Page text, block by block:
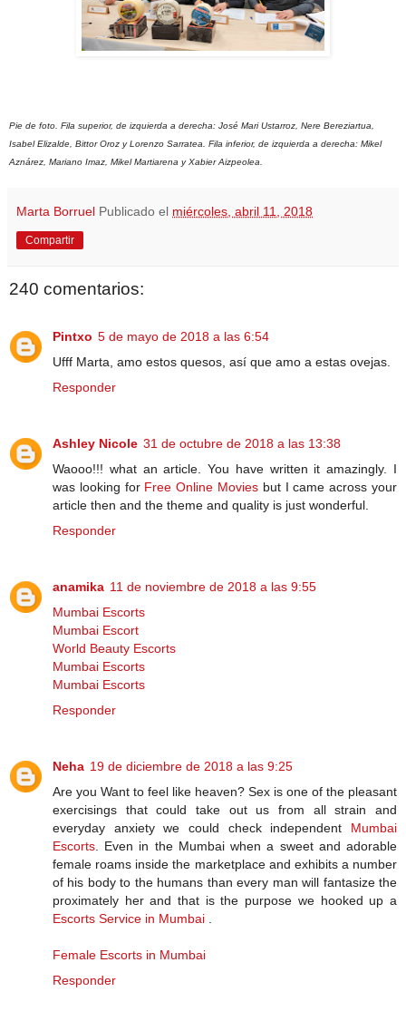
Pie de foto. Fila superior, de izquierda a derecha: José Mari Ustarroz, Nere Bereziartua,
Isabel Elizalde, Bittor Oroz y Lorenzo Sarratea. Fila inferior, de izquierda a derecha: Mikel
Aznárez, Mariano Imaz, Mikel Martiarena y Xabier Aizpeolea.
Marta Borruel Publicado el miércoles, abril 11, 2018
Compartir
240 comentarios:
Pintxo 5 de mayo de 2018 a las 6:54
Ufff Marta, amo estos quesos, así que amo a estas ovejas.
Responder
Ashley Nicole 31 de octubre de 2018 a las 13:38
Waooo!!! what an article. You have written it amazingly. I
was looking for Free Online Movies but I came across your
article then and the theme and quality is just wonderful.
Responder
anamika 11 de noviembre de 2018 a las 9:55
Mumbai Escorts
Mumbai Escort
World Beauty Escorts
Mumbai Escorts
Mumbai Escorts
Responder
Neha 19 de diciembre de 2018 a las 9:25
Are you Want to feel like heaven? Sex is one of the pleasant
exercisings that could take out us from all strain and
everyday anxiety we could check independent Mumbai
Escorts . Even in the Mumbai when a sweet and adorable
female roams inside the marketplace and exhibits a number
of his body to the humans than every man will fantasize the
proximately her and that is the purpose we hooked up a
Escorts Service in Mumbai
Female Escorts in Mumbai
Responder